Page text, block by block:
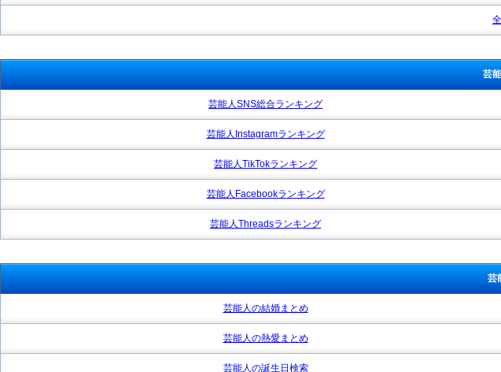
芸
芸能人SNS総合ランキング
芸能人Instagramランキング
芸能人TikTokランキング
芸能人Facebookランキング
芸能人Threadsランキング
芸
芸能人の結婚まとめ
芸能人の熱愛まとめ
芸能人の誕生日検索